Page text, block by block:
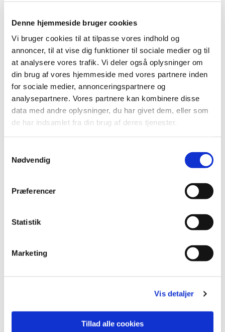
Denne hjemmeside bruger cookies
Vi bruger cookies til at tilpasse vores indhold og
annoncer, til at vise dig funktioner til sociale medier og til
at analysere vores trafik. Vi deler også oplysninger om
din brug af vores hjemmeside med vores partnere inden
for sociale medier, annonceringspartnere og
analysepartnere. Vores partnere kan kombinere disse
data med andre oplysninger, du har givet dem, eller som
de har indsamlet fra din brug af deres tjenester.
Nødvendig
Præferencer
Statistik
Marketing
Vis detaljer
Tillad alle cookies
19:00
Sognegården, Kirkevej 3, 4350
Ugerløse
Der er offenlig adgang! Så kom gerne. Der er